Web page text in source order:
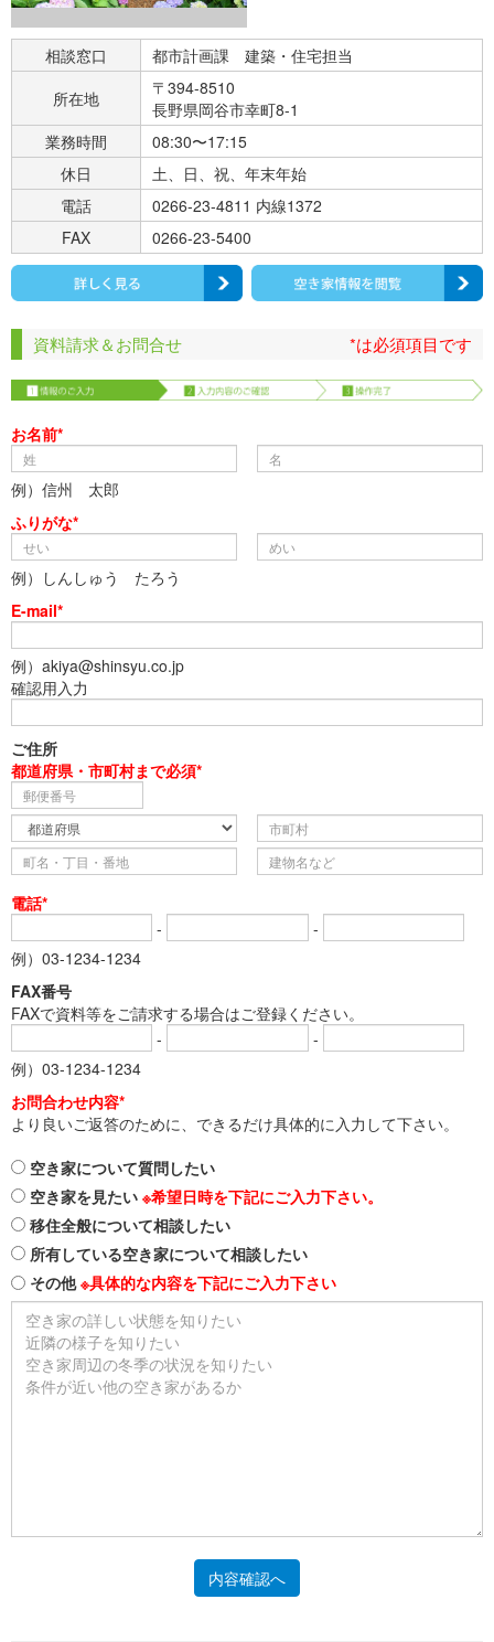
相談窓口
都市計画課 建築・住宅担当
所在地
〒394-8510
長野県岡谷市幸町8-1
業務時間
08:30〜17:15
休日
土、日、祝、年末年始
電話
0266-23-4811 内線1372
FAX
0266-23-5400
資料請求＆お問合せ *は必須項目です
お名前*
例）信州 太郎
ふりがな*
例）しんしゅう たろう
E-mail*
例）akiya@shinsyu.co.jp
確認用入力
ご住所
都道府県・市町村まで必須*
電話*
-
-
例）03-1234-1234
FAX番号
FAXで資料等をご請求する場合はご登録ください。
-
-
例）03-1234-1234
お問合わせ内容*
より良いご返答のために、できるだけ具体的に入力して下さい。
空き家について質問したい
空き家を見たい ※希望日時を下記にご入力下さい。
移住全般について相談したい
所有している空き家について相談したい
その他※具体的な内容を下記にご入力下さい
内容確認へ